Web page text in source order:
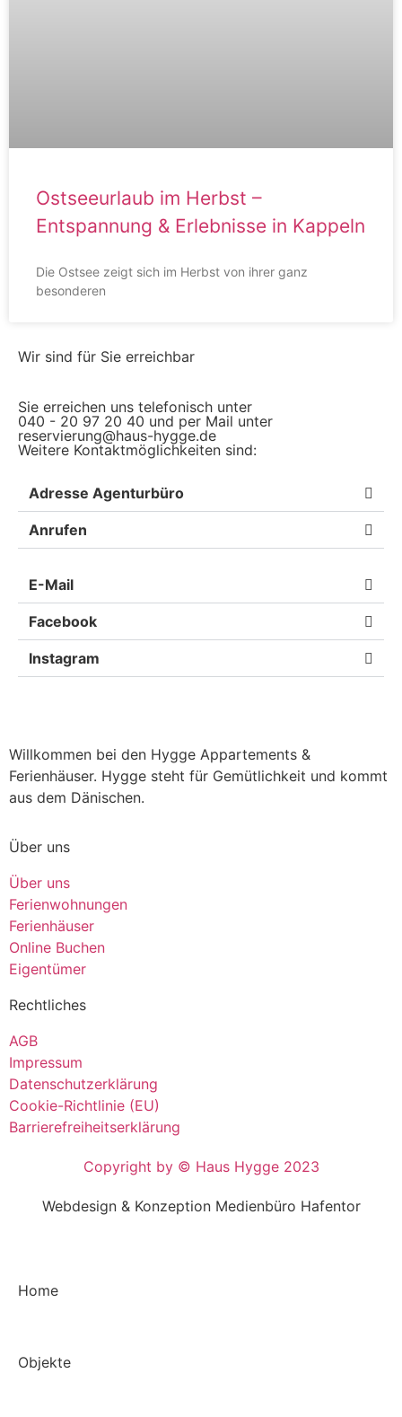
Ostseeurlaub im Herbst –
Entspannung & Erlebnisse in Kappeln
Die Ostsee zeigt sich im Herbst von ihrer ganz
besonderen
Wir sind für Sie erreichbar
Sie erreichen uns telefonisch unter
040 - 20 97 20 40 und per Mail unter
reservierung@haus-hygge.de
Weitere Kontaktmöglichkeiten sind:
Adresse Agenturbüro
Anrufen
E-Mail
Facebook
Instagram
Willkommen bei den Hygge Appartements &
Ferienhäuser. Hygge steht für Gemütlichkeit und kommt
aus dem Dänischen.
Über uns
Über uns
Ferienwohnungen
Ferienhäuser
Online Buchen
Eigentümer
Rechtliches
AGB
Impressum
Datenschutzerklärung
Cookie-Richtlinie (EU)
Barrierefreiheitserklärung
Copyright by © Haus Hygge 2023
Webdesign & Konzeption Medienbüro Hafentor
Home
Objekte